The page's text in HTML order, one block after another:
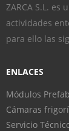
ZARCA S.L.
actividades
para ello las
ENLACES
Módulos
Cámaras
Servicio